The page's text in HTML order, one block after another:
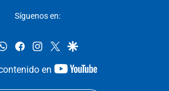
Síguenos en:
whatsappfacebookinstagram
twittergoogle
en
youtube-